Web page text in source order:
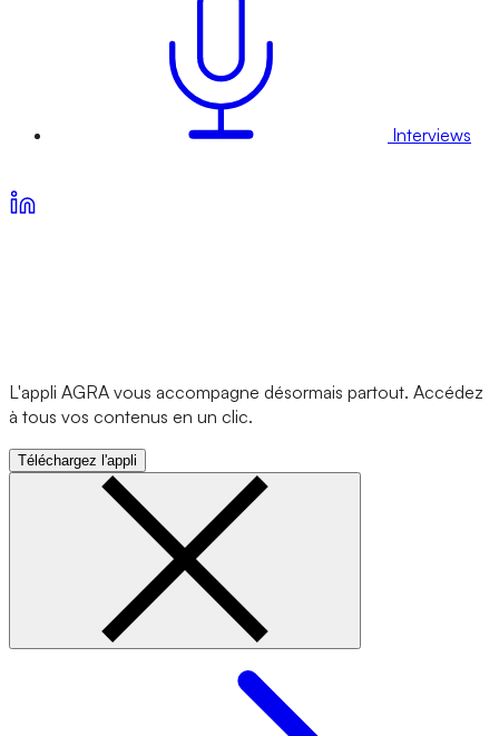
Interviews
L'appli AGRA vous accompagne désormais partout. Accédez
à tous vos contenus en un clic.
Téléchargez l'appli